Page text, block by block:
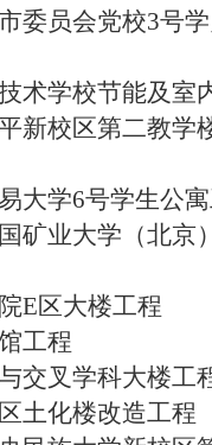
委员会党校3号
术学校节能及室
新校区第二教学
大学6号学生公
矿业大学（北京
E区大楼工程
工程
交叉学科大楼工
土化楼改造工程